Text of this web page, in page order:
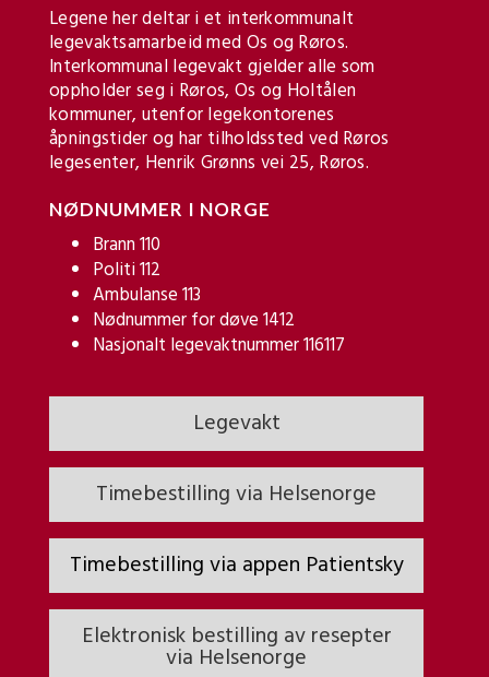
Legene her deltar i et interkommunalt
legevaktsamarbeid med Os og Røros.
Interkommunal legevakt gjelder alle som
oppholder seg i Røros, Os og Holtålen
kommuner, utenfor legekontorenes
åpningstider og har tilholdssted ved Røros
legesenter, Henrik Grønns vei 25, Røros.
NØDNUMMER I NORGE
Brann 110
Politi 112
Ambulanse 113
Nødnummer for døve 1412
Nasjonalt legevaktnummer 116117
Legevakt
Timebestilling via Helsenorge
Timebestilling via appen Patientsky
Elektronisk bestilling av resepter
via Helsenorge